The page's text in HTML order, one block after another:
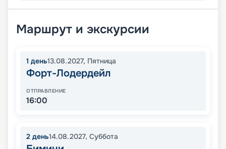
Маршрут и экскурсии
1 день13.08.2027, Пятница
Форт-Лодердейл
ОТПРАВЛЕНИЕ
16:00
2 день14.08.2027, Суббота